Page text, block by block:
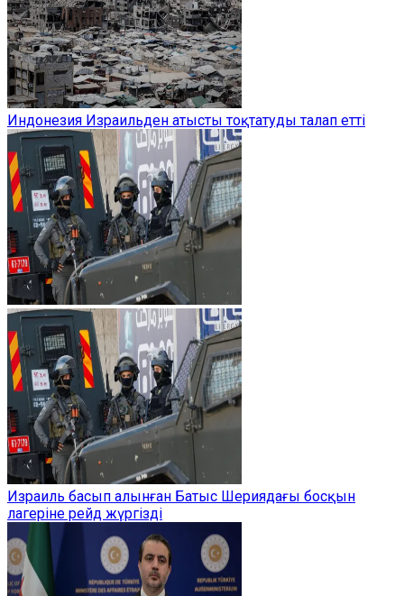
Индонезия Израильден атысты тоқтатуды талап етті
Израиль басып алынған Батыс Шериядағы босқын
лагеріне рейд жүргізді